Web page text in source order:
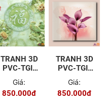
TRANH 3D
PVC-TGI-
YD-P1
Giá:
850.000đ
TRANH 3D
PVC-TGI-
YS-P005
Giá:
850.000đ